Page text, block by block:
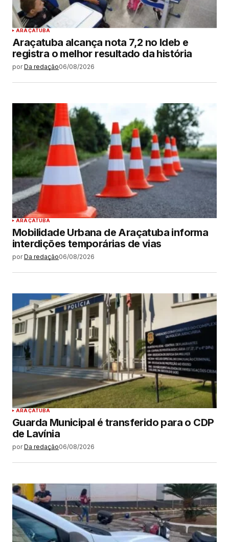
ARAÇATUBA
Araçatuba alcança nota 7,2 no Ideb e
registra o melhor resultado da história
por Da redação06/08/2026
ARAÇATUBA
Mobilidade Urbana de Araçatuba informa
interdições temporárias de vias
por Da redação06/08/2026
ARAÇATUBA
Guarda Municipal é transferido para o CDP
de Lavínia
por Da redação06/08/2026